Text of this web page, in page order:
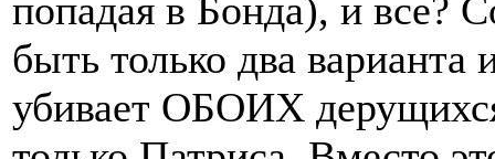
попадая в Бонда), и все?
быть только два
убивает ОБОИХ